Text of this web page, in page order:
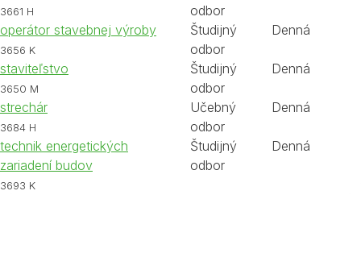
3661 H
odbor
operátor stavebnej výroby
3656 K
Študijný
odbor
Denná
staviteľstvo
3650 M
Študijný
odbor
Denná
strechár
3684 H
Učebný
odbor
Denná
technik energetických
zariadení budov
3693 K
Študijný
odbor
Denná